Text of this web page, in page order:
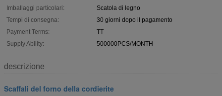
Imballaggi particolari:
Scatola di legno
Tempi di consegna:
30 giorni dopo il pagamento
Payment Terms:
TT
Supply Ability:
500000PCS/MONTH
descrizione
Scaffali del forno della cordierite